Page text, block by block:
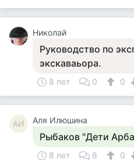
Николай
Руководство по
экскаваьора.
8 лет 0 0
АИ Аля Илюшина
Рыбаков "Дети
8 лет 8
0